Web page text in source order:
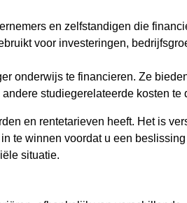
en zelfstandigen die
voor investeringen,
onderwijs te financieren. Ze
studiegerelateerde kosten te
en rentetarieven heeft. Het is
te winnen voordat u een
situatie.